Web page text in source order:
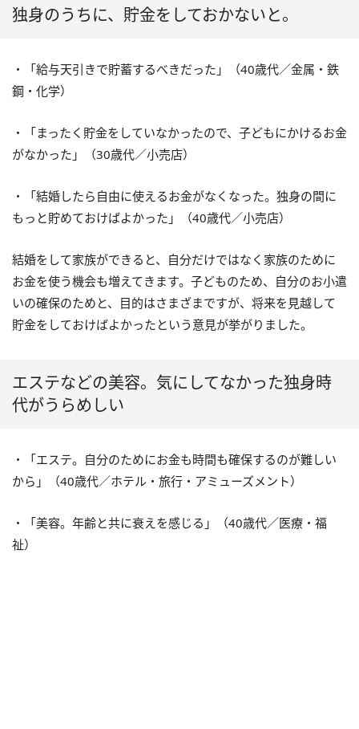
独身のうちに、貯金をしておかないと。
・「給与天引きで貯蓄するべきだった」（40歳代／金属・鉄
鋼・化学）
・「まったく貯金をしていなかったので、子どもにかけるお金
がなかった」（30歳代／小売店）
・「結婚したら自由に使えるお金がなくなった。独身の間に
もっと貯めておけばよかった」（40歳代／小売店）
結婚をして家族ができると、自分だけではなく家族のために
お金を使う機会も増えてきます。子どものため、自分のお小遣
いの確保のためと、目的はさまざまですが、将来を見越して
貯金をしておけばよかったという意見が挙がりました。
エステなどの美容。気にしてなかった独身時
代がうらめしい
・「エステ。自分のためにお金も時間も確保するのが難しい
から」（40歳代／ホテル・旅行・アミューズメント）
・「美容。年齢と共に衰えを感じる」（40歳代／医療・福
祉）